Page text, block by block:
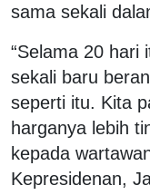
sama sekali
“Selama 20 hari
sekali baru
seperti itu. Kita
harganya lebih
kepada
Kepresidenan,